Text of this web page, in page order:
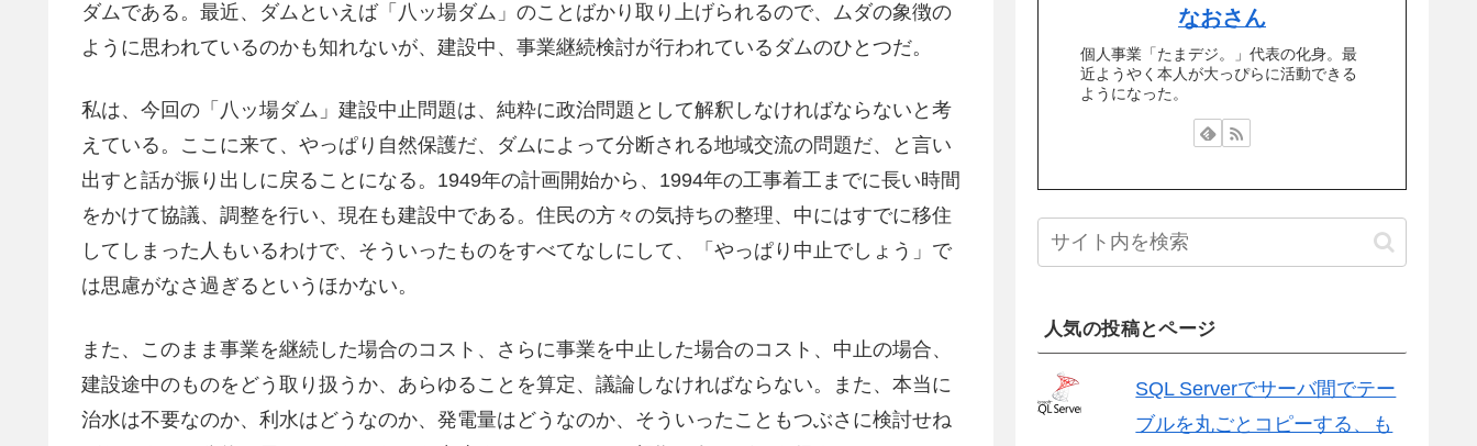
ダムである。最近、ダムといえば「八ッ場ダム」のことばかり取り上げられるので、ムダの象徴の
ように思われているのかも知れないが、建設中、事業継続検討が行われているダムのひとつだ。
私は、今回の「八ッ場ダム」建設中止問題は、純粋に政治問題として解釈しなければならないと考
えている。ここに来て、やっぱり自然保護だ、ダムによって分断される地域交流の問題だ、と言い
出すと話が振り出しに戻ることになる。1949年の計画開始から、1994年の工事着工までに長い時間
をかけて協議、調整を行い、現在も建設中である。住民の方々の気持ちの整理、中にはすでに移住
してしまった人もいるわけで、そういったものをすべてなしにして、「やっぱり中止でしょう」で
は思慮がなさ過ぎるというほかない。
また、このまま事業を継続した場合のコスト、さらに事業を中止した場合のコスト、中止の場合、
建設途中のものをどう取り扱うか、あらゆることを算定、議論しなければならない。また、本当に
治水は不要なのか、利水はどうなのか、発電量はどうなのか、そういったこともつぶさに検討せね
なおさん
個人事業「たまデジ。」代表の化身。最
近ようやく本人が大っぴらに活動できる
ようになった。
人気の投稿とページ
SQL Serverでサーバ間でテー
ブルを丸ごとコピーする、も